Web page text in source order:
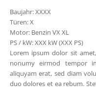
Baujahr: XXXX
Türen: X
Motor: Benzin VX XL
PS / kW: XXX kW (XXX PS)
Lorem ipsum dolor sit
nonumy eirmod tempor
aliquyam erat, sed diam
duo dolores et ea rebum.